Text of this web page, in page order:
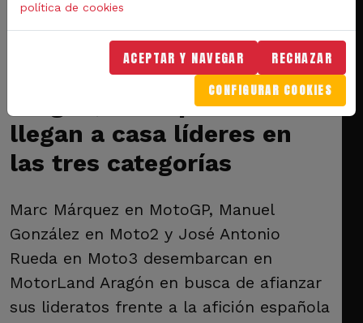
MotoGP ya piensa en el
Gran Premio GoPro de
Aragón, los españoles
llegan a casa líderes en
las tres categorías
Marc Márquez en MotoGP, Manuel
González en Moto2 y José Antonio
Rueda en Moto3 desembarcan en
MotorLand Aragón en busca de afianzar
sus lideratos frente a la afición española
política de cookies
ACEPTAR Y NAVEGAR RECHAZAR
CONFIGURAR COOKIES